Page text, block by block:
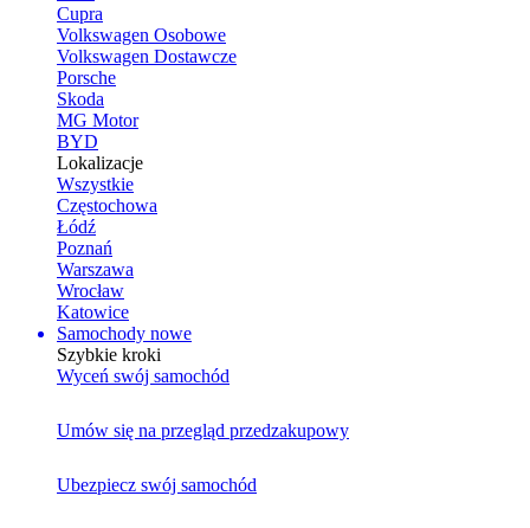
Cupra
Volkswagen Osobowe
Volkswagen Dostawcze
Porsche
Skoda
MG Motor
BYD
Lokalizacje
Wszystkie
Częstochowa
Łódź
Poznań
Warszawa
Wrocław
Katowice
Samochody nowe
Szybkie kroki
Wyceń swój samochód
Umów się na przegląd przedzakupowy
Ubezpiecz swój samochód